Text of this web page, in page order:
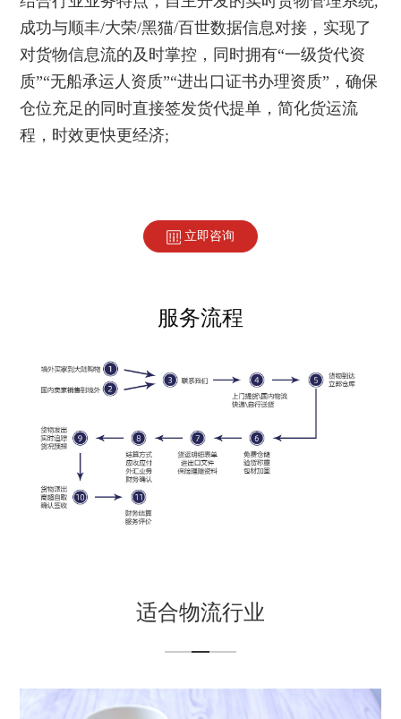
成功与顺丰/大荣/黑猫/百世数据信息对接，实现了
对货物信息流的及时掌控，同时拥有“一级货代资
质”“无船承运人资质”“进出口证书办理资质”，确保
仓位充足的同时直接签发货代提单，简化货运流
程，时效更快更经济;
立即咨询
服务流程
适合物流行业